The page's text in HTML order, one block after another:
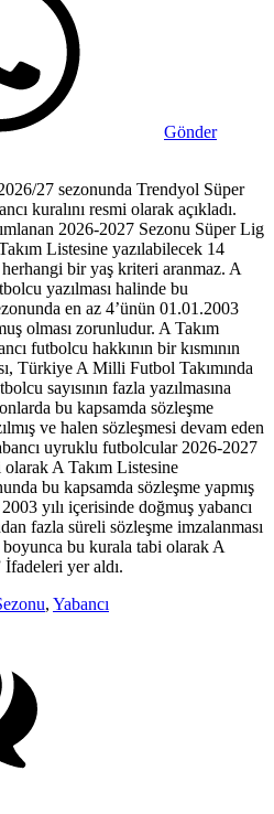
Gönder
27 sezonunda Trendyol Süper
kuralını resmi olarak açıkladı.
2026-2027 Sezonu Süper Lig
Listesine yazılabilecek 14
bir yaş kriteri aranmaz. A
yazılması halinde bu
en az 4’ünün 01.01.2003
olması zorunludur. A Takım
futbolcu hakkının bir kısmının
Türkiye A Milli Futbol Takımında
sayısının fazla yazılmasına
bu kapsamda sözleşme
ve halen sözleşmesi devam eden
uyruklu futbolcular 2026-2027
A Takım Listesine
bu kapsamda sözleşme yapmış
yılı içerisinde doğmuş yabancı
fazla süreli sözleşme imzalanması
bu kurala tabi olarak A
İfadeleri yer aldı.
, Yabancı